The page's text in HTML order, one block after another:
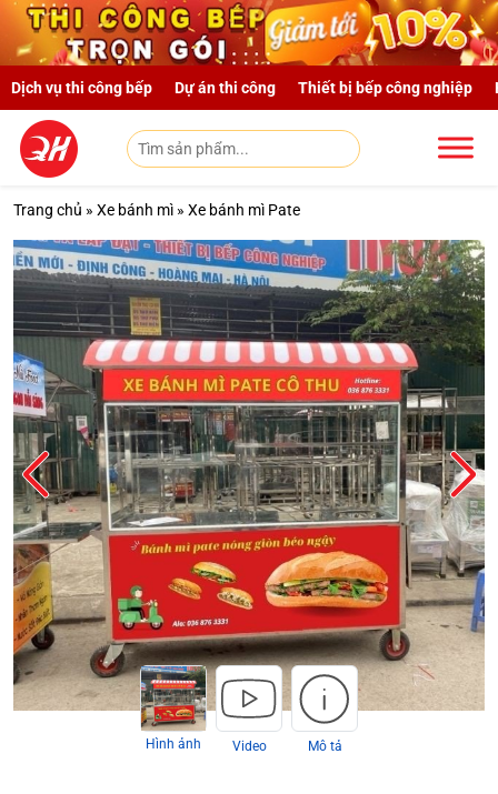
Skip to main content
Dịch vụ thi công bếp Dự án thi công Thiết bị bếp công nghiệp
Trang chủ » Xe bánh mì » Xe bánh mì Pate
Hình ảnh Video Mô tả